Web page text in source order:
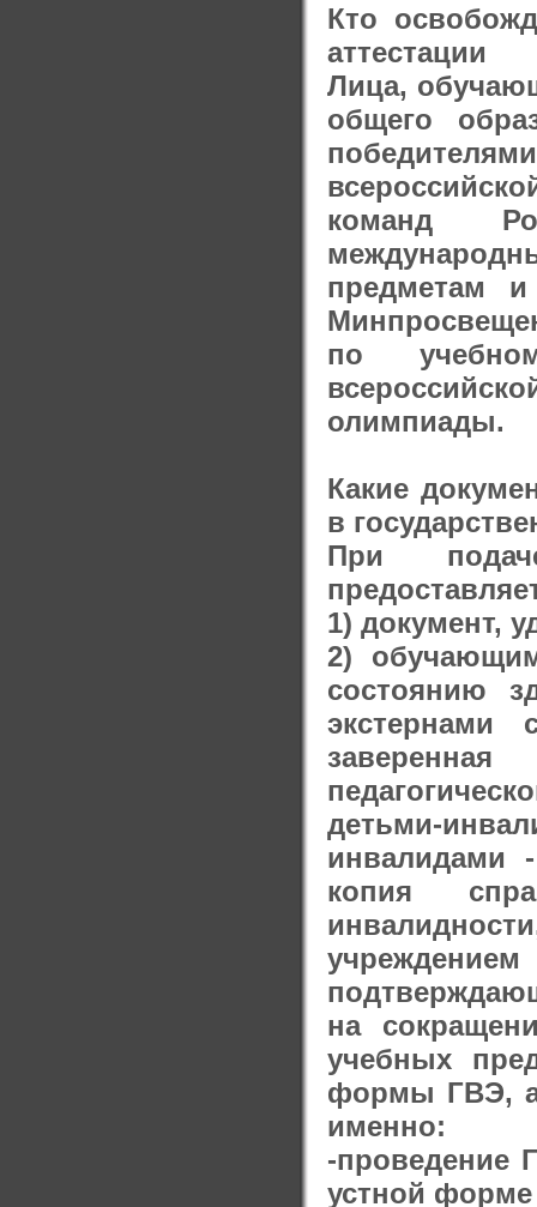
Кто
аттестации
Лица,
общего
команд
предметам
по
олимпиады.
Какие
в
При
1) документ,
2)
состоянию
детьми-
инвалидами
копия
учреждением
на
учебных
формы ГВЭ, а
именно:
-проведение
устной